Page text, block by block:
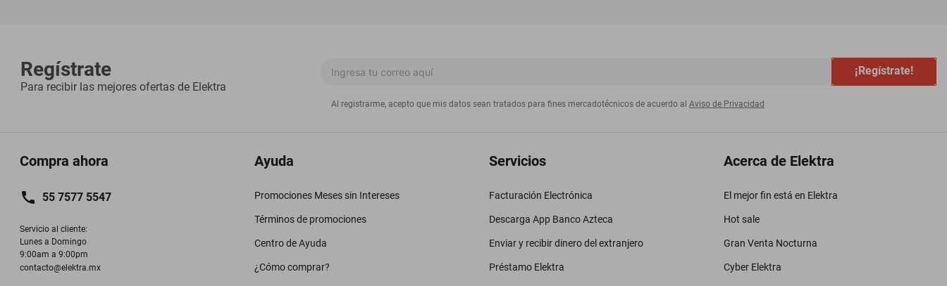
Regístrate
Para recibir las mejores ofertas de Elektra
¡Regístrate!
Al registrarme, acepto que mis datos sean tratados para fines mercadotécnicos de acuerdo al Aviso de Privacidad
Compra ahora
55 7577 5547
Servicio al cliente:
Lunes a Domingo
9:00am a 9:00pm
contacto@elektra.mx
Ayuda
Promociones Meses sin Intereses
Términos de promociones
Centro de Ayuda
¿Cómo comprar?
Servicios
Facturación Electrónica
Descarga App Banco Azteca
Enviar y recibir dinero del extranjero
Préstamo Elektra
Acerca de Elektra
El mejor fin está en Elektra
Hot sale
Gran Venta Nocturna
Cyber Elektra